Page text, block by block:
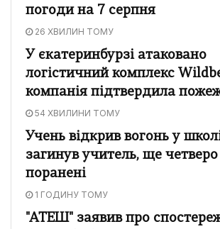
погоди на 7 серпня
26 ХВИЛИН ТОМУ
У єкатеринбурзі атаковано
логістичний комплекс
компанія підтвердила
54 ХВИЛИНИ ТОМУ
Учень відкрив вогонь у
загинув учитель, ще
поранені
1 ГОДИНУ ТОМУ
"АТЕШ" заявив про